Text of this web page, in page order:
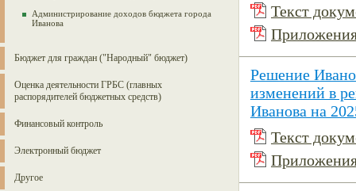
Администрирование доходов бюджета города
Иванова
Бюджет для граждан ("Народный" бюджет)
Оценка деятельности ГРБС (главных
распорядителей бюджетных средств)
Финансовый контроль
Электронный бюджет
Другое
Текст
Решение
изменений в
Иванова на
Текст